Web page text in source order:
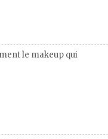
le makeup qui